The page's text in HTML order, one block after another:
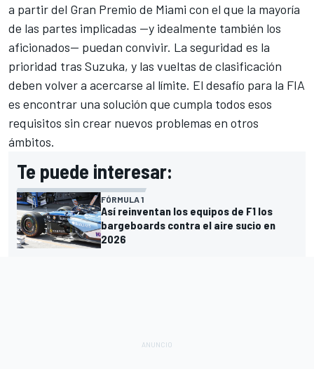
a partir del Gran Premio de Miami con el que la mayoría
de las partes implicadas —y idealmente también los
aficionados— puedan convivir. La seguridad es la
prioridad tras Suzuka, y las vueltas de clasificación
deben volver a acercarse al límite. El desafío para la FIA
es encontrar una solución que cumpla todos esos
requisitos sin crear nuevos problemas en otros
ámbitos.
Te puede interesar:
FÓRMULA 1
Así reinventan los equipos de F1 los
bargeboards contra el aire sucio en
2026